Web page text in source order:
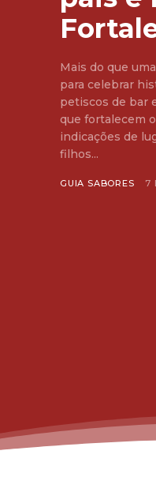
Mais do que
para celebrar
petiscos de bar
que fortalecem os laços
indicações de
filhos...
GUIA SABORES 7